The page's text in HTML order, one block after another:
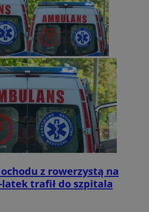
z rowerzystą na
latek trafił do szpitala